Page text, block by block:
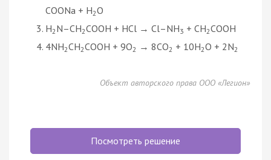
COONa + H2O
H2 N–CH2COOH + HCl → Cl–NH3 + CH2COOH
4NH2CH2COOH + 9O2 → 8CO2 + 10H2O + 2N2
Объект авторского права ООО «Легион»
Посмотреть решение